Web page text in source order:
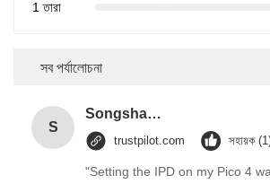
1 তারা
সব পর্যালোচনা
S
Songshang
trustpilot.com সহায়ক
"Setting the IPD on my Pico 4